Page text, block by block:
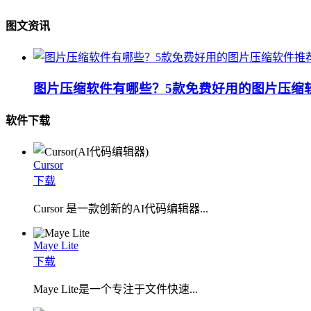
图文资讯
图片压缩软件有哪些？5款免费好用的图片压缩
软件下载
Cursor
下载
Cursor 是一款创新的AI代码编辑器...
Maye Lite
下载
​Maye Lite是一个专注于文件快速...